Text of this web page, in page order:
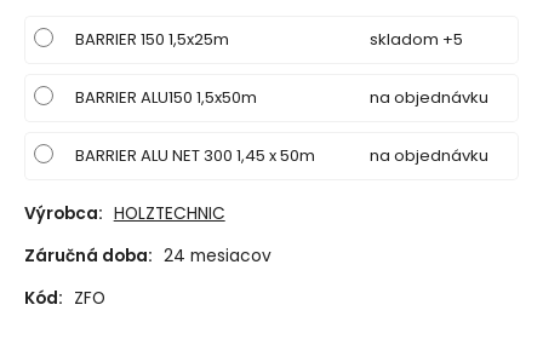
BARRIER 150 1,5x25m skladom +5
BARRIER ALU150 1,5x50m na objednávku
BARRIER ALU NET 300 1,45 x 50m na objednávku
Výrobca: HOLZTECHNIC
Záručná doba: 24 mesiacov
Kód: ZFO